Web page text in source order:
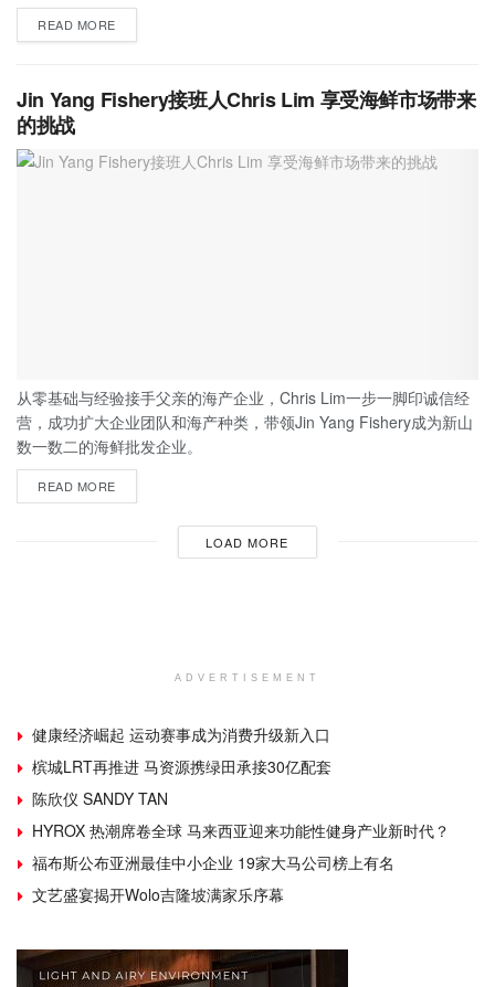
READ MORE
Jin Yang Fishery接班人Chris Lim 享受海鲜市场带来
的挑战
从零基础与经验接手父亲的海产企业，Chris Lim一步一脚印诚信经
营，成功扩大企业团队和海产种类，带领Jin Yang Fishery成为新山
数一数二的海鲜批发企业。
READ MORE
LOAD MORE
ADVERTISEMENT
健康经济崛起 运动赛事成为消费升级新入口
槟城LRT再推进 马资源携绿田承接30亿配套
陈欣仪 SANDY TAN
HYROX 热潮席卷全球 马来西亚迎来功能性健身产业新时代？
福布斯公布亚洲最佳中小企业 19家大马公司榜上有名
文艺盛宴揭开Wolo吉隆坡满家乐序幕